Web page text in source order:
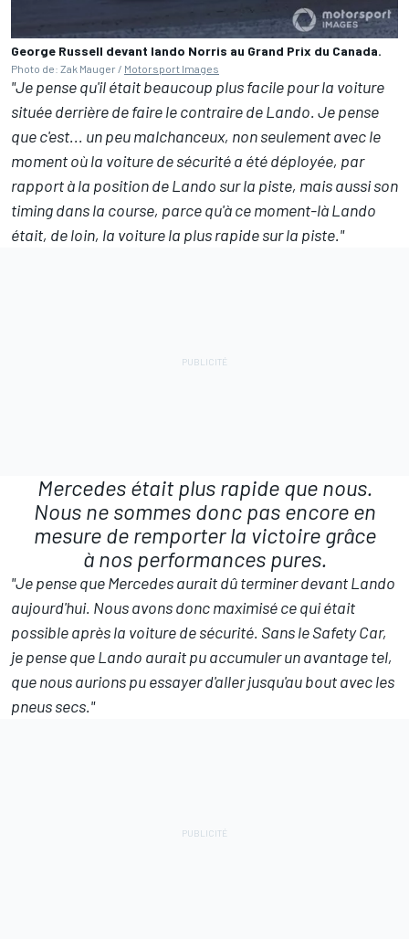
George Russell devant lando Norris au Grand Prix du Canada.
Photo de: Zak Mauger / Motorsport Images
"Je pense qu'il était beaucoup plus facile pour la voiture
située derrière de faire le contraire de Lando. Je pense
que c'est... un peu malchanceux, non seulement avec le
moment où la voiture de sécurité a été déployée, par
rapport à la position de Lando sur la piste, mais aussi son
timing dans la course, parce qu'à ce moment-là Lando
était, de loin, la voiture la plus rapide sur la piste."
Mercedes était plus rapide que nous.
Nous ne sommes donc pas encore en
mesure de remporter la victoire grâce
à nos performances pures.
"Je pense queMercedesaurait dû terminer devant Lando
aujourd'hui. Nous avons donc maximisé ce qui était
possible après la voiture de sécurité. Sans le Safety Car,
je pense que Lando aurait pu accumuler un avantage tel,
que nous aurions pu essayer d'aller jusqu'au bout avec les
pneus secs."